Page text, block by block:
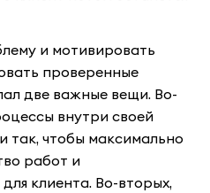
и мотивировать
проверенные
две важные вещи. Во-
внутри своей
так, чтобы максимально
работ и
клиента. Во-вторых,